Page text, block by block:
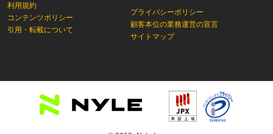
利用規約
コンテンツポリシー
引用・転載について
プライバシーポリシー
顧客本位の業務運営の宣言
サイトマップ